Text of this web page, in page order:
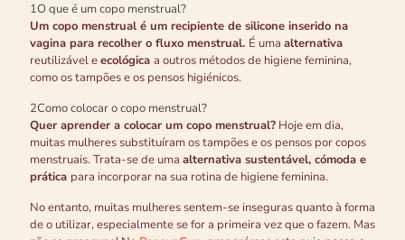
1O que é um copo menstrual?
Um copo menstrual é um recipiente de silicone inserido na
vagina para recolher o fluxo menstrual. É uma alternativa
reutilizável eecológica a outros métodos de higiene feminina,
como os tampões e os pensos higiénicos.
2Como colocar o copo menstrual?
Quer aprender a colocar um copo menstrual? Hoje em dia,
muitas mulheres substituíram os tampões e os pensos por copos
menstruais. Trata-se de uma alternativa sustentável, cómoda e
prática para incorporar na sua rotina de higiene feminina.
No entanto, muitas mulheres sentem-se inseguras quanto à forma
de o utilizar, especialmente se for a primeira vez que o fazem. Mas